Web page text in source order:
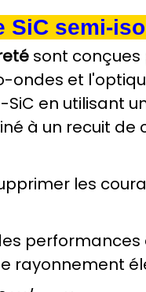
SiC semi-
sont
ondes et
en utilisant
à un recuit
supprimer les
rayonnement